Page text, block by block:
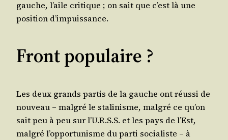
gauche, l’aile cri­tique ; on sait que c’est là une
posi­tion d’impuissance.
Front populaire ?
Les deux grands par­tis de la gauche ont réus­si de
nou­veau – mal­gré le sta­li­nisme, mal­gré ce qu’on
sait peu à peu sur l’U.R.S.S. et les pays de l’Est,
mal­gré l’opportunisme du par­ti socia­liste – à